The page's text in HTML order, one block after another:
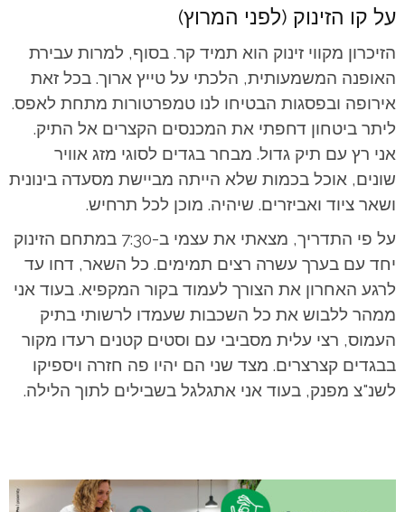
על קו הזינוק (לפני המרוץ)
הזיכרון מקווי זינוק הוא תמיד קר. בסוף, למרות עבירת
האופנה המשמעותית, הלכתי על טייץ ארוך. בכל זאת
אירופה ובפסגות הבטיחו לנו טמפרטורות מתחת לאפס.
ליתר ביטחון דחפתי את המכנסים הקצרים אל התיק.
אני רץ עם תיק גדול. מבחר בגדים לסוגי מזג אוויר
שונים, אוכל בכמות שלא הייתה מביישת מסעדה בינונית
ושאר ציוד ואביזרים. שיהיה. מוכן לכל תרחיש.
על פי התדריך, מצאתי את עצמי ב-7:30 במתחם הזינוק
יחד עם בערך עשרה רצים תמימים. כל השאר, דחו עד
לרגע האחרון את הצורך לעמוד בקור המקפיא. בעוד אני
ממהר ללבוש את כל השכבות שעמדו לרשותי בתיק
העמוס, רצי עלית מסביבי עם וסטים קטנים רעדו מקור
בבגדים קצרצרים. מצד שני הם יהיו פה חזרה ויספיקו
לשנ"צ מפנק, בעוד אני אתגלגל בשבילים לתוך הלילה.